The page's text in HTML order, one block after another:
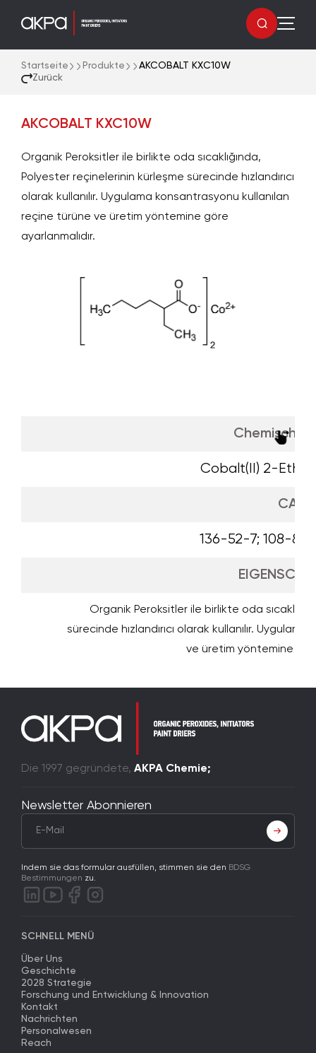
Zurück
Startseite Produkte AKCOBALT KXC10W
AKCOBALT KXC10W
Organik Peroksitler ile birlikte oda sıcaklığında,
Polyester reçinelerinin kürleşme sürecinde hızlandırıcı
olarak kullanılır. Uygulama konsantrasyonu kullanılan
reçine türüne ve üretim yöntemine göre
ayarlanmalıdır.
Chemischer
Cobalt(II) 2-Ethyl
CAS
136-52-7; 108-
Organik Peroksitler ile birlikte oda
sürecinde hızlandırıcı olarak kullanılır.
ve üretim yöntemine
Die 1997 gegründete, AKPA Chemie;
Newsletter Abonnieren
Indem sie das formular ausfüllen, stimmen sie den BDSG
Bestimmungen zu.
SCHNELL MENÜ
Über Uns
Geschichte
2028 Strategie
Forschung und Entwicklung & Innovation
Kontakt
Nachrichten
Personalwesen
Reach